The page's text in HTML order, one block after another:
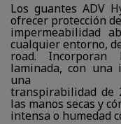
Los guantes ADV
ofrecer protección
impermeabilidad
cualquier entorno,
road. Incorporan
laminada, con una
una
transpirabilidad de
las manos secas y
intensa o humedad